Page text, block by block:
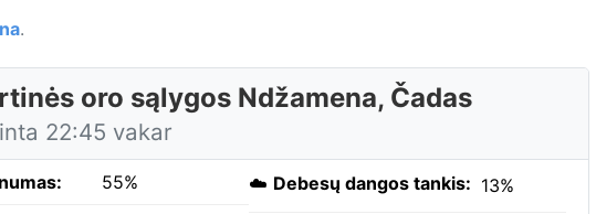
.
oro sąlygos Ndžamena, Čadas
22:45 vakar
55% ☁️ Debesų dangos tankis: 13%